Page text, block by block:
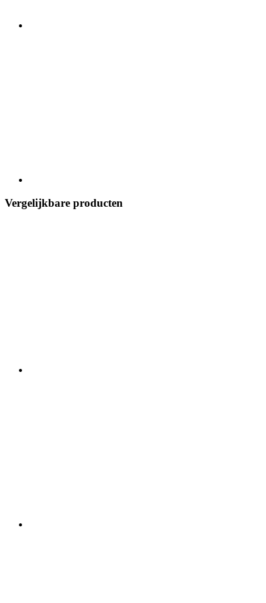
Vergelijkbare producten